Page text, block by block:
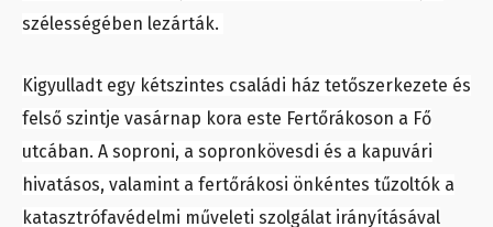
szélességében lezárták.
Kigyulladt egy kétszintes családi ház tetőszerkezete és
felső szintje vasárnap kora este Fertőrákoson a Fő
utcában. A soproni, a sopronkövesdi és a kapuvári
hivatásos, valamint a fertőrákosi önkéntes tűzoltók a
katasztrófavédelmi műveleti szolgálat irányításával